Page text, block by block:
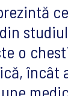
o
încât